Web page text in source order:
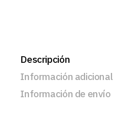
Descripción
Información adicional
Información de envío